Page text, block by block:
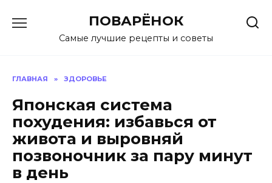
содержанию
ПОВАРЁНОК
Самые лучшие рецепты и советы
ГЛАВНАЯ » ЗДОРОВЬЕ
Японская система
похудения: избавься от
живота и выровняй
позвоночник за пару минут
в день